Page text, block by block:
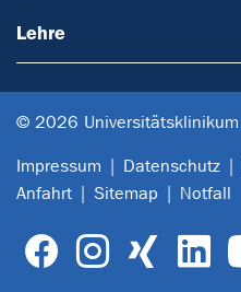
Lehre
© 2026 Universitätsklinikum
Impressum Datenschutz
Anfahrt
Sitemap Notfall